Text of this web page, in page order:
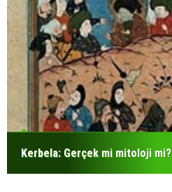
Kerbela: Gerçek mi mitoloji mi?